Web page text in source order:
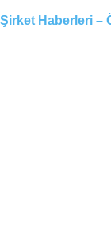
Şirket Haberleri –